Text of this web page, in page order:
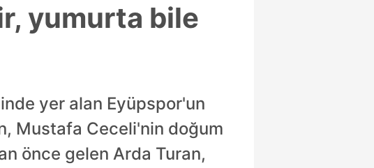
yumurta bile
yer alan Eyüpspor'un
Mustafa Ceceli'nin doğum
önce gelen Arda Turan,